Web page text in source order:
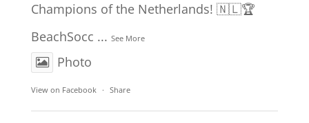
Champions of the Netherlands! 🇳🇱🏆
BeachSocc ... See More
Photo
View on Facebook · Share